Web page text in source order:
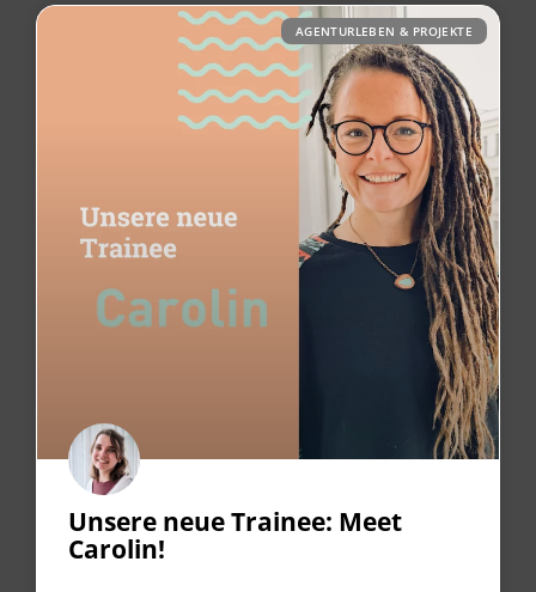
AGENTURLEBEN & PROJEKTE
Unsere neue Trainee: Meet
Carolin!